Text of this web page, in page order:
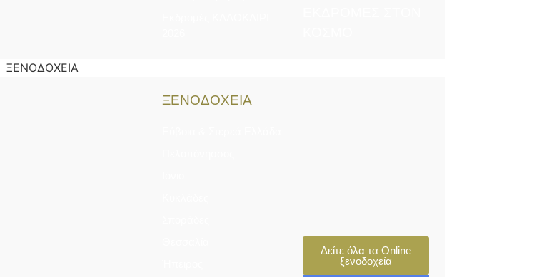
ΞΕΝΟΔΟΧΕΙΑ
ΞΕΝΟΔΟΧΕΙΑ
Δείτε όλα τα Online
ξενοδοχεία